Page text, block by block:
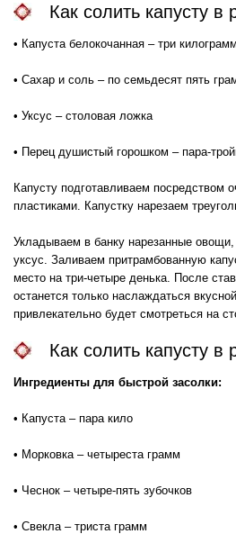
Как солить капусту в
• Капуста белокочанная – три
• Сахар и соль – по семьдесят пять
• Уксус – столовая ложка
• Перец душистый горошком – пара-
Капусту подготавливаем
пластиками. Капустку нарезаем
Укладываем в банку нарезанные
уксус. Заливаем притрамбованную
место на три-четыре денька. После
останется только наслаждаться
привлекательно будет смотреться на
Как солить капусту в
Ингредиенты для быстрой засолки:
• Капуста – пара кило
• Морковка – четыреста грамм
• Чеснок – четыре-пять зубочков
• Свекла – триста грамм